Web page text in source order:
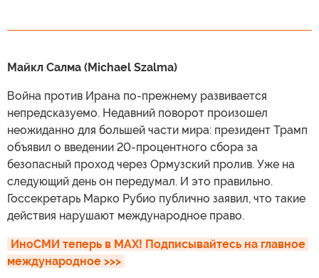
Майкл Салма (Michael Szalma)
Война против Ирана по-прежнему развивается
непредсказуемо. Недавний поворот произошел
неожиданно для большей части мира: президент Трамп
объявил о введении 20-процентного сбора за
безопасный проход через Ормузский пролив. Уже на
следующий день он передумал. И это правильно.
Госсекретарь Марко Рубио публично заявил, что такие
действия нарушают международное право.
ИноСМИ теперь в MAX! Подписывайтесь на главное
международное >>>